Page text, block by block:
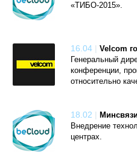
«ТИБО-2015».
16.04 | Velcom
Генеральный
конференции,
относительно
18.02 |
Внедрение
центрах.